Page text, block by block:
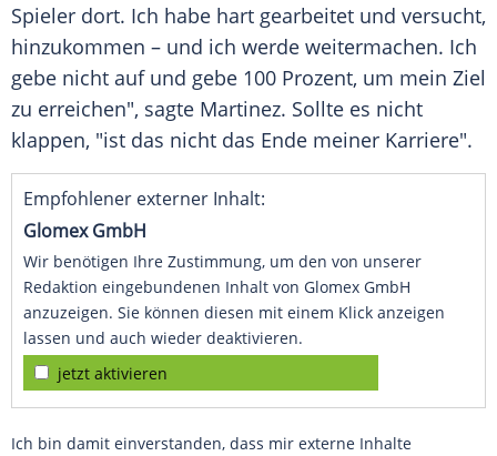
Spieler dort. Ich habe hart gearbeitet und versucht,
hinzukommen – und ich werde weitermachen. Ich
gebe nicht auf und gebe 100 Prozent, um mein Ziel
zu erreichen", sagte Martinez. Sollte es nicht
klappen, "ist das nicht das Ende meiner Karriere".
Empfohlener externer Inhalt:
Glomex GmbH
Wir benötigen Ihre Zustimmung, um den von unserer
Redaktion eingebundenen Inhalt von Glomex GmbH
anzuzeigen. Sie können diesen mit einem Klick anzeigen
lassen und auch wieder deaktivieren.
jetzt aktivieren
Ich bin damit einverstanden, dass mir externe Inhalte